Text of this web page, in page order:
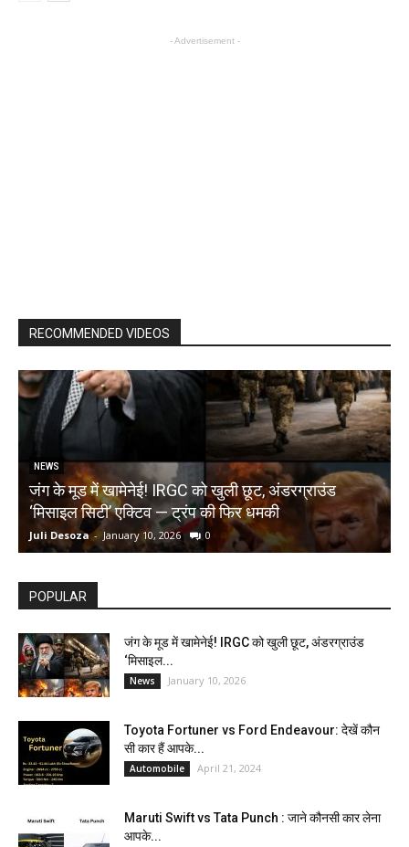
- Advertisement -
RECOMMENDED VIDEOS
NEWS
जंग के मूड में खामेनेई! IRGC को खुली छूट, अंडरग्राउंड
‘मिसाइल सिटी’ एक्टिव — ट्रंप की फिर धमकी
Juli Desoza - January 10, 2026 0
POPULAR
जंग के मूड में खामेनेई! IRGC को खुली छूट, अंडरग्राउंड
‘मिसाइल...
News January 10, 2026
Toyota Fortuner vs Ford Endeavour: देखें कौन
सी कार हैं आपके...
Automobile April 21, 2024
Maruti Swift vs Tata Punch : जाने कौनसी कार लेना
आपके...